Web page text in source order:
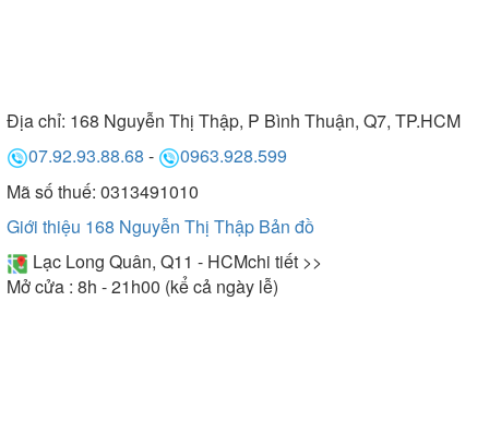
Địa chỉ: 168 Nguyễn Thị Thập, P Bình Thuận, Q7, TP.HCM
07.92.93.88.68 -
0963.928.599
Mã số thuế: 0313491010
Giới thiệu 168 Nguyễn Thị Thập Bản đồ
Lạc Long Quân, Q11 - HCMchi tiết >>
Mở cửa : 8h - 21h00 (kể cả ngày lễ)